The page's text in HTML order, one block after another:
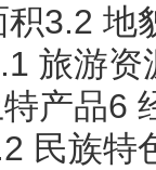
3.2 地
旅游
产品6
民族